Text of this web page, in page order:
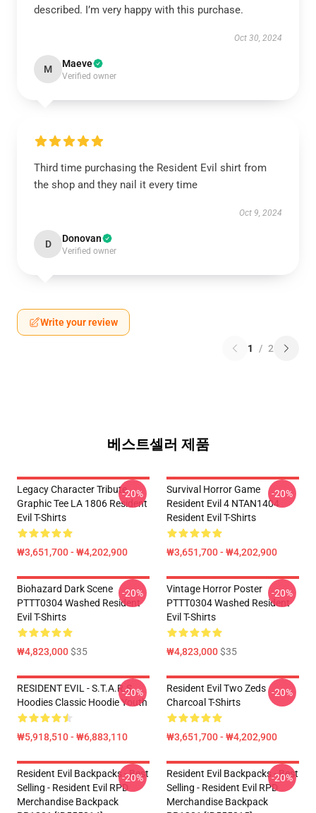
described. I’m very happy with this purchase.
Oct 30, 2024
M Maeve
Verified owner
Third time purchasing the Resident Evil shirt from
the shop and they nail it every time
Oct 9, 2024
D Donovan
Verified owner
Write your review
1 / 2
베스트셀러 제품
Legacy Character Tribute
Graphic Tee LA 1806 Resident
Evil T-Shirts
₩3,651,700 - ₩4,202,900
-20%
Survival Horror Game
Resident Evil 4 NTAN1404
Resident Evil T-Shirts
₩3,651,700 - ₩4,202,900
-20%
Biohazard Dark Scene
PTTT0304 Washed Resident
Evil T-Shirts
₩4,823,000$35
-20%
Vintage Horror Poster
PTTT0304 Washed Resident
Evil T-Shirts
₩4,823,000$35
-20%
RESIDENT EVIL - S.T.A.R.S
Hoodies Classic Hoodie Youth
₩5,918,510 - ₩6,883,110
-20%
Resident Evil Two Zeds
Charcoal T-Shirts
₩3,651,700 - ₩4,202,900
-20%
Resident Evil Backpacks - Best
Selling - Resident Evil RPD
Merchandise Backpack
-20%
Resident Evil Backpacks - Best
Selling - Resident Evil RPD
Merchandise Backpack
-20%